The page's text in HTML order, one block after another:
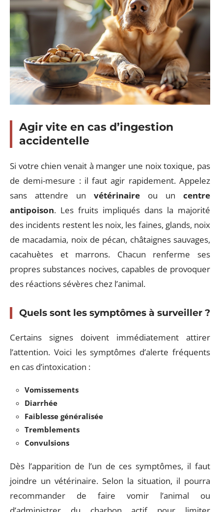
Agir vite en cas d’ingestion
accidentelle
Si votre chien venait à manger une noix toxique, pas
de demi-mesure : il faut agir rapidement. Appelez
sans attendre un vétérinaire ou un centre
antipoison. Les fruits impliqués dans la majorité
des incidents restent les noix, les faines, glands, noix
de macadamia, noix de pécan, châtaignes sauvages,
cacahuètes et marrons. Chacun renferme ses
propres substances nocives, capables de provoquer
des réactions sévères chez l’animal.
Quels sont les symptômes à surveiller ?
Certains signes doivent immédiatement attirer
l’attention. Voici les symptômes d’alerte fréquents
en cas d’intoxication :
Vomissements
Diarrhée
Faiblesse généralisée
Tremblements
Convulsions
Dès l’apparition de l’un de ces symptômes, il faut
joindre un vétérinaire. Selon la situation, il pourra
recommander de faire vomir l’animal ou